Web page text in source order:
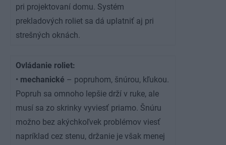
pri projektovaní domu. Systém
prekladových roliet sa dá uplatniť aj pri
strešných oknách.
Ovládanie roliet:
• mechanické – popruhom, šnúrou, kľukou.
Popruh sa omnoho lepšie drží v ruke, ale
musí sa zo skrinky vyviesť priamo. Šnúru
možno bez akýchkoľvek problémov viesť
napríklad cez stenu, držanie je však menej